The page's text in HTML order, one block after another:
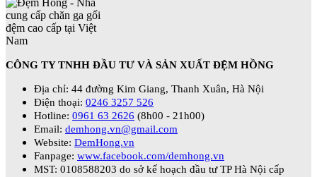
CÔNG TY TNHH ĐẦU TƯ VÀ SẢN XUẤT ĐỆM HỒNG
Địa chỉ: 44 đường Kim Giang, Thanh Xuân, Hà Nội
Điện thoại: 0246 3257 526
Hotline: 0961 63 2626 (8h00 - 21h00)
Email: demhong.vn@gmail.com
Website: DemHong.vn
Fanpage: www.facebook.com/demhong.vn
MST: 0108588203 do sở kế hoạch đầu tư TP Hà Nội cấp